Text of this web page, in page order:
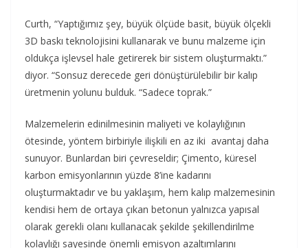
Curth, “Yaptığımız şey, büyük ölçüde basit, büyük ölçekli
3D baskı teknolojisini kullanarak ve bunu malzeme için
oldukça işlevsel hale getirerek bir sistem oluşturmaktı.”
diyor. “Sonsuz derecede geri dönüştürülebilir bir kalıp
üretmenin yolunu bulduk. “Sadece toprak.”
Malzemelerin edinilmesinin maliyeti ve kolaylığının
ötesinde, yöntem birbiriyle ilişkili en az iki avantaj daha
sunuyor. Bunlardan biri çevreseldir; Çimento, küresel
karbon emisyonlarının yüzde 8’ine kadarını
oluşturmaktadır ve bu yaklaşım, hem kalıp malzemesinin
kendisi hem de ortaya çıkan betonun yalnızca yapısal
olarak gerekli olanı kullanacak şekilde şekillendirilme
kolaylığı sayesinde önemli emisyon azaltımlarını